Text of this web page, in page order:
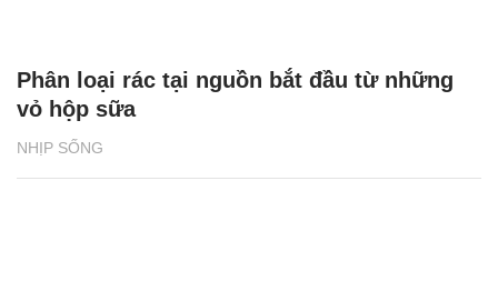
NHỊP SỐNG
Phân loại rác tại nguồn bắt đầu từ những
vỏ hộp sữa